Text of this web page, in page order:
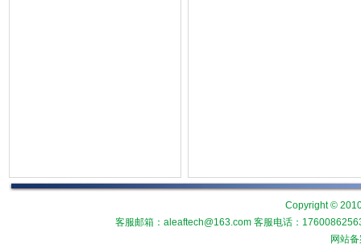
Copyright ©
客服邮箱：aleaftech@163.com 客服电话：
网站